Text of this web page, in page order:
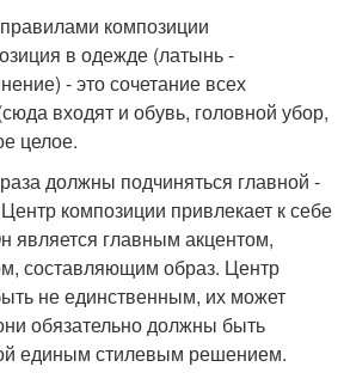
композиции
в одежде (латынь -
- это сочетание всех
входят и обувь, головной убор,
целое.
должны подчиняться главной -
композиции привлекает к себе
является главным акцентом,
составляющим образ. Центр
не единственным, их может
обязательно должны быть
единым стилевым решением.